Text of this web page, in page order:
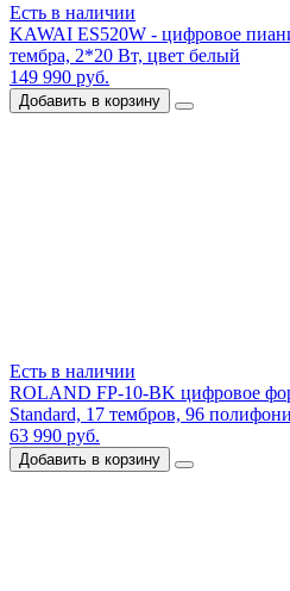
Есть в наличии
KAWAI ES520W - цифровое
тембра, 2*20 Вт, цвет белый
149 990 руб.
Добавить в корзину
Есть в наличии
ROLAND FP-10-BK цифровое
Standard, 17 тембров, 96
63 990 руб.
Добавить в корзину